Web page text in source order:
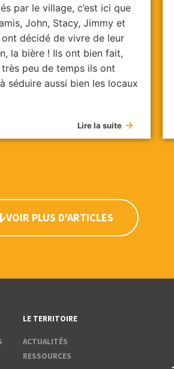
par le village, c’est ici que
John, Stacy, Jimmy et
ont décidé de vivre de leur
la bière ! Ils ont bien fait,
peu de temps ils ont
séduire aussi bien les locaux
Lire la suite
VOIR PLUS D'ARTICLES
LE TERRITOIRE
ACTUALITÉS
RESSOURCES